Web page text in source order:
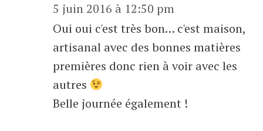
5 juin 2016 à 12:50 pm
Oui oui c'est très bon… c'est maison,
artisanal avec des bonnes matières
premières donc rien à voir avec les
autres
Belle journée également !